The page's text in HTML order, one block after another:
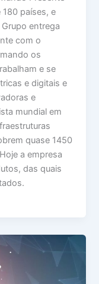
países, e
entrega
com o
os
e se
e digitais e
e
mundial em
quase 1450
a empresa
das quais